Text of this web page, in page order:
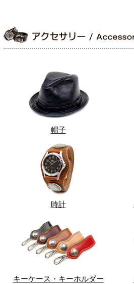
帽子
時計
キーケース・キーホルダー